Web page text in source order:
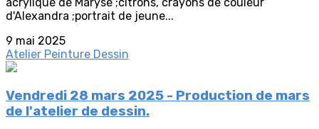
d'Alexandra ;portrait de jeune...
9 mai 2025
Atelier Peinture Dessin
Vendredi 28 mars 2025 - Production de mars
de l'atelier de dessin.